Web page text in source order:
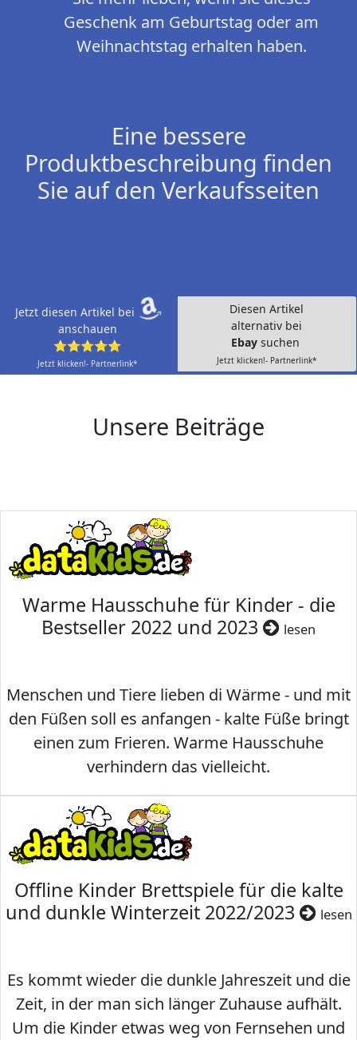
Geschenk am Geburtstag oder am
Weihnachtstag erhalten haben.
Eine bessere
Produktbeschreibung finden
Sie auf den Verkaufsseiten
Jetzt diesen Artikel bei
anschauen
⭐⭐⭐⭐⭐
Jetzt klicken!- Partnerlink*
Diesen Artikel
alternativ bei
Ebay suchen
Jetzt klicken!- Partnerlink*
Unsere Beiträge
Warme Hausschuhe für Kinder - die
Bestseller 2022 und 2023
lesen
Menschen und Tiere lieben di Wärme - und mit
den Füßen soll es anfangen - kalte Füße bringt
einen zum Frieren. Warme Hausschuhe
verhindern das vielleicht.
Offline Kinder Brettspiele für die kalte
und dunkle Winterzeit 2022/2023
lesen
Es kommt wieder die dunkle Jahreszeit und die
Zeit, in der man sich länger Zuhause aufhält.
Um die Kinder etwas weg von Fernsehen und